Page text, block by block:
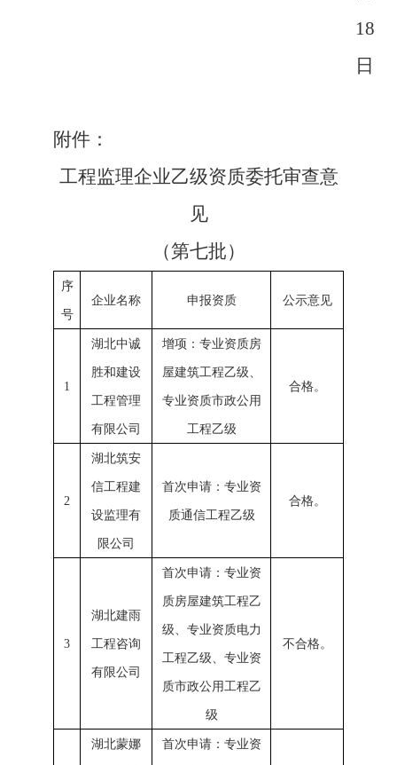
18
日
附件：
工程监理企业乙级资质委托审查意
见
（第七批）
序
号
企业名称 申报资质 公示意见
1
湖北中诚
胜和建设
工程管理
有限公司
增项：专业资质房
屋建筑工程乙级、
专业资质市政公用
工程乙级
合格。
2
湖北筑安
信工程建
设监理有
限公司
首次申请：专业资
质通信工程乙级
合格。
3
湖北建雨
工程咨询
有限公司
首次申请：专业资
质房屋建筑工程乙
级、专业资质电力
工程乙级、专业资
质市政公用工程乙
级
不合格。
湖北蒙娜 首次申请：专业资